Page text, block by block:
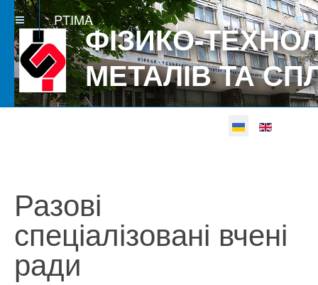
ФІЗИКО-
МЕТАЛІВ ТА
PTIMA
Виберіть свою мову
Разові
спеціалізовані вчені
ради